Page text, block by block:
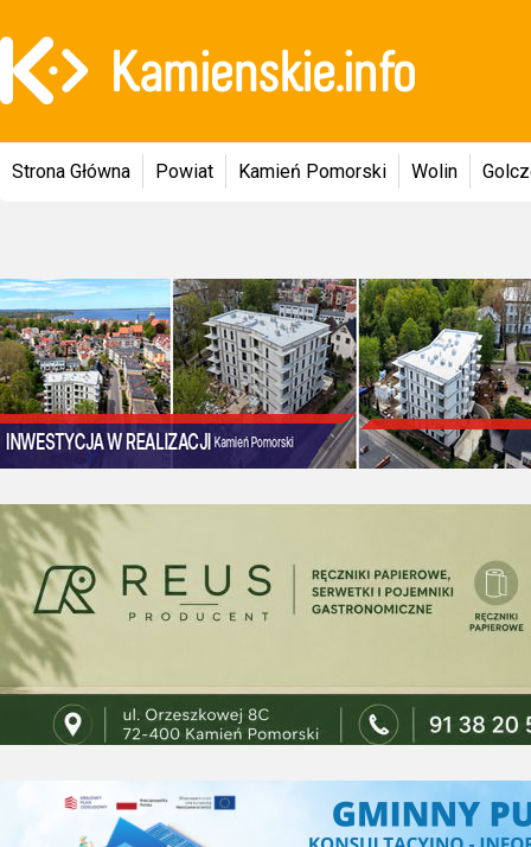
Strona Główna Powiat Kamień Pomorski Wolin